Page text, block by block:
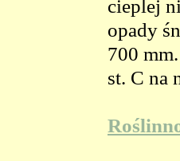
cieplej
opady
700
st. C na